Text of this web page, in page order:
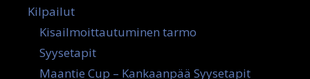
Kilpailut
Kisailmoittautuminen tarmo
Syysetapit
Maantie Cup – Kankaanpää Syysetapit